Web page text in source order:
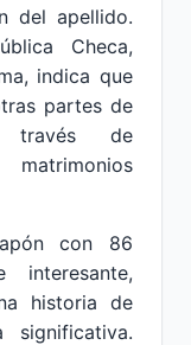
del apellido.
Checa,
indica que
partes de
través de
con 86
interesante,
historia de
significativa.